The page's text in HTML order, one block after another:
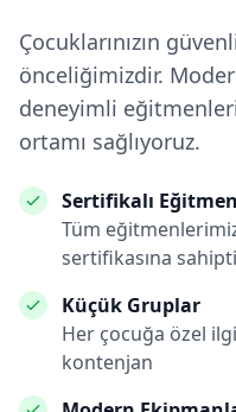
Çocuklarınızın
önceliğimizdir.
deneyimli
ortamı sağlıyoruz.
Sertifikalı
Tüm
sertifikasına
Küçük Gruplar
Her çocuğa özel
kontenjan